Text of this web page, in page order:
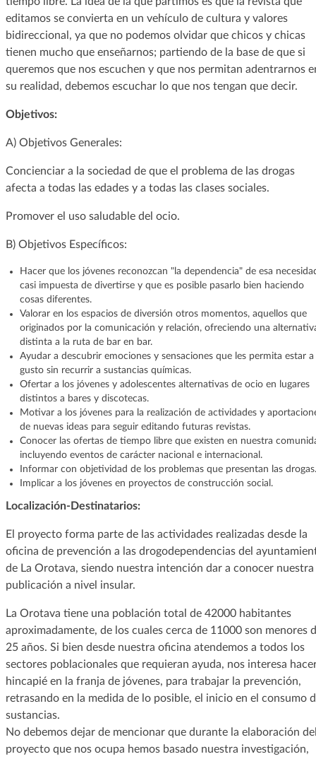
editamos se convierta en un vehículo de cultura y valores
bidireccional, ya que no podemos olvidar que chicos y chicas
tienen mucho que enseñarnos; partiendo de la base de que si
queremos que nos escuchen y que nos permitan adentrarnos
su realidad, debemos escuchar lo que nos tengan que decir.
Objetivos:
A) Objetivos Generales:
Concienciar a la sociedad de que el problema de las drogas
afecta a todas las edades y a todas las clases sociales.
Promover el uso saludable del ocio.
B) Objetivos Específicos:
Hacer que los jóvenes reconozcan "la dependencia" de esa
casi impuesta de divertirse y que es posible pasarlo bien haciendo
cosas diferentes.
Valorar en los espacios de diversión otros momentos, aquellos que
originados por la comunicación y relación, ofreciendo una
distinta a la ruta de bar en bar.
Ayudar a descubrir emociones y sensaciones que les permita estar a
gusto sin recurrir a sustancias químicas.
Ofertar a los jóvenes y adolescentes alternativas de ocio en lugares
distintos a bares y discotecas.
Motivar a los jóvenes para la realización de actividades y
de nuevas ideas para seguir editando futuras revistas.
Conocer las ofertas de tiempo libre que existen en nuestra
incluyendo eventos de carácter nacional e internacional.
Informar con objetividad de los problemas que presentan las drogas.
Implicar a los jóvenes en proyectos de construcción social.
Localización-Destinatarios:
El proyecto forma parte de las actividades realizadas desde la
oficina de prevención a las drogodependencias del
de La Orotava, siendo nuestra intención dar a conocer nuestra
publicación a nivel insular.
La Orotava tiene una población total de 42000 habitantes
aproximadamente, de los cuales cerca de 11000 son menores
25 años. Si bien desde nuestra oficina atendemos a todos los
sectores poblacionales que requieran ayuda, nos interesa
hincapié en la franja de jóvenes, para trabajar la prevención,
retrasando en la medida de lo posible, el inicio en el consumo
sustancias.
No debemos dejar de mencionar que durante la elaboración
proyecto que nos ocupa hemos basado nuestra investigación,